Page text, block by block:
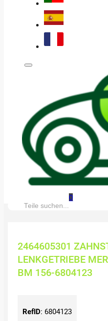
0
Suche:
2464605301
LENKGETRIEBE
BM 156-6804123
RefID: 6804123